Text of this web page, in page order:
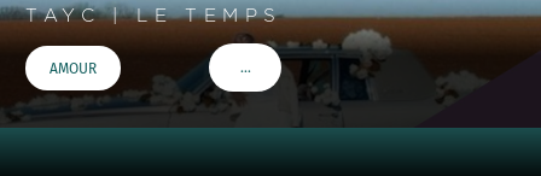
TAYC | LE TEMPS
AMOUR …VOIR PLUS DE TAGS